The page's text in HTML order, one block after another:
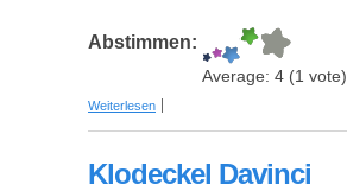
Abstimmen:
Average: 4 (1 vote)
Weiterlesen über Klodeckel White Flowers
Klodeckel Davinci